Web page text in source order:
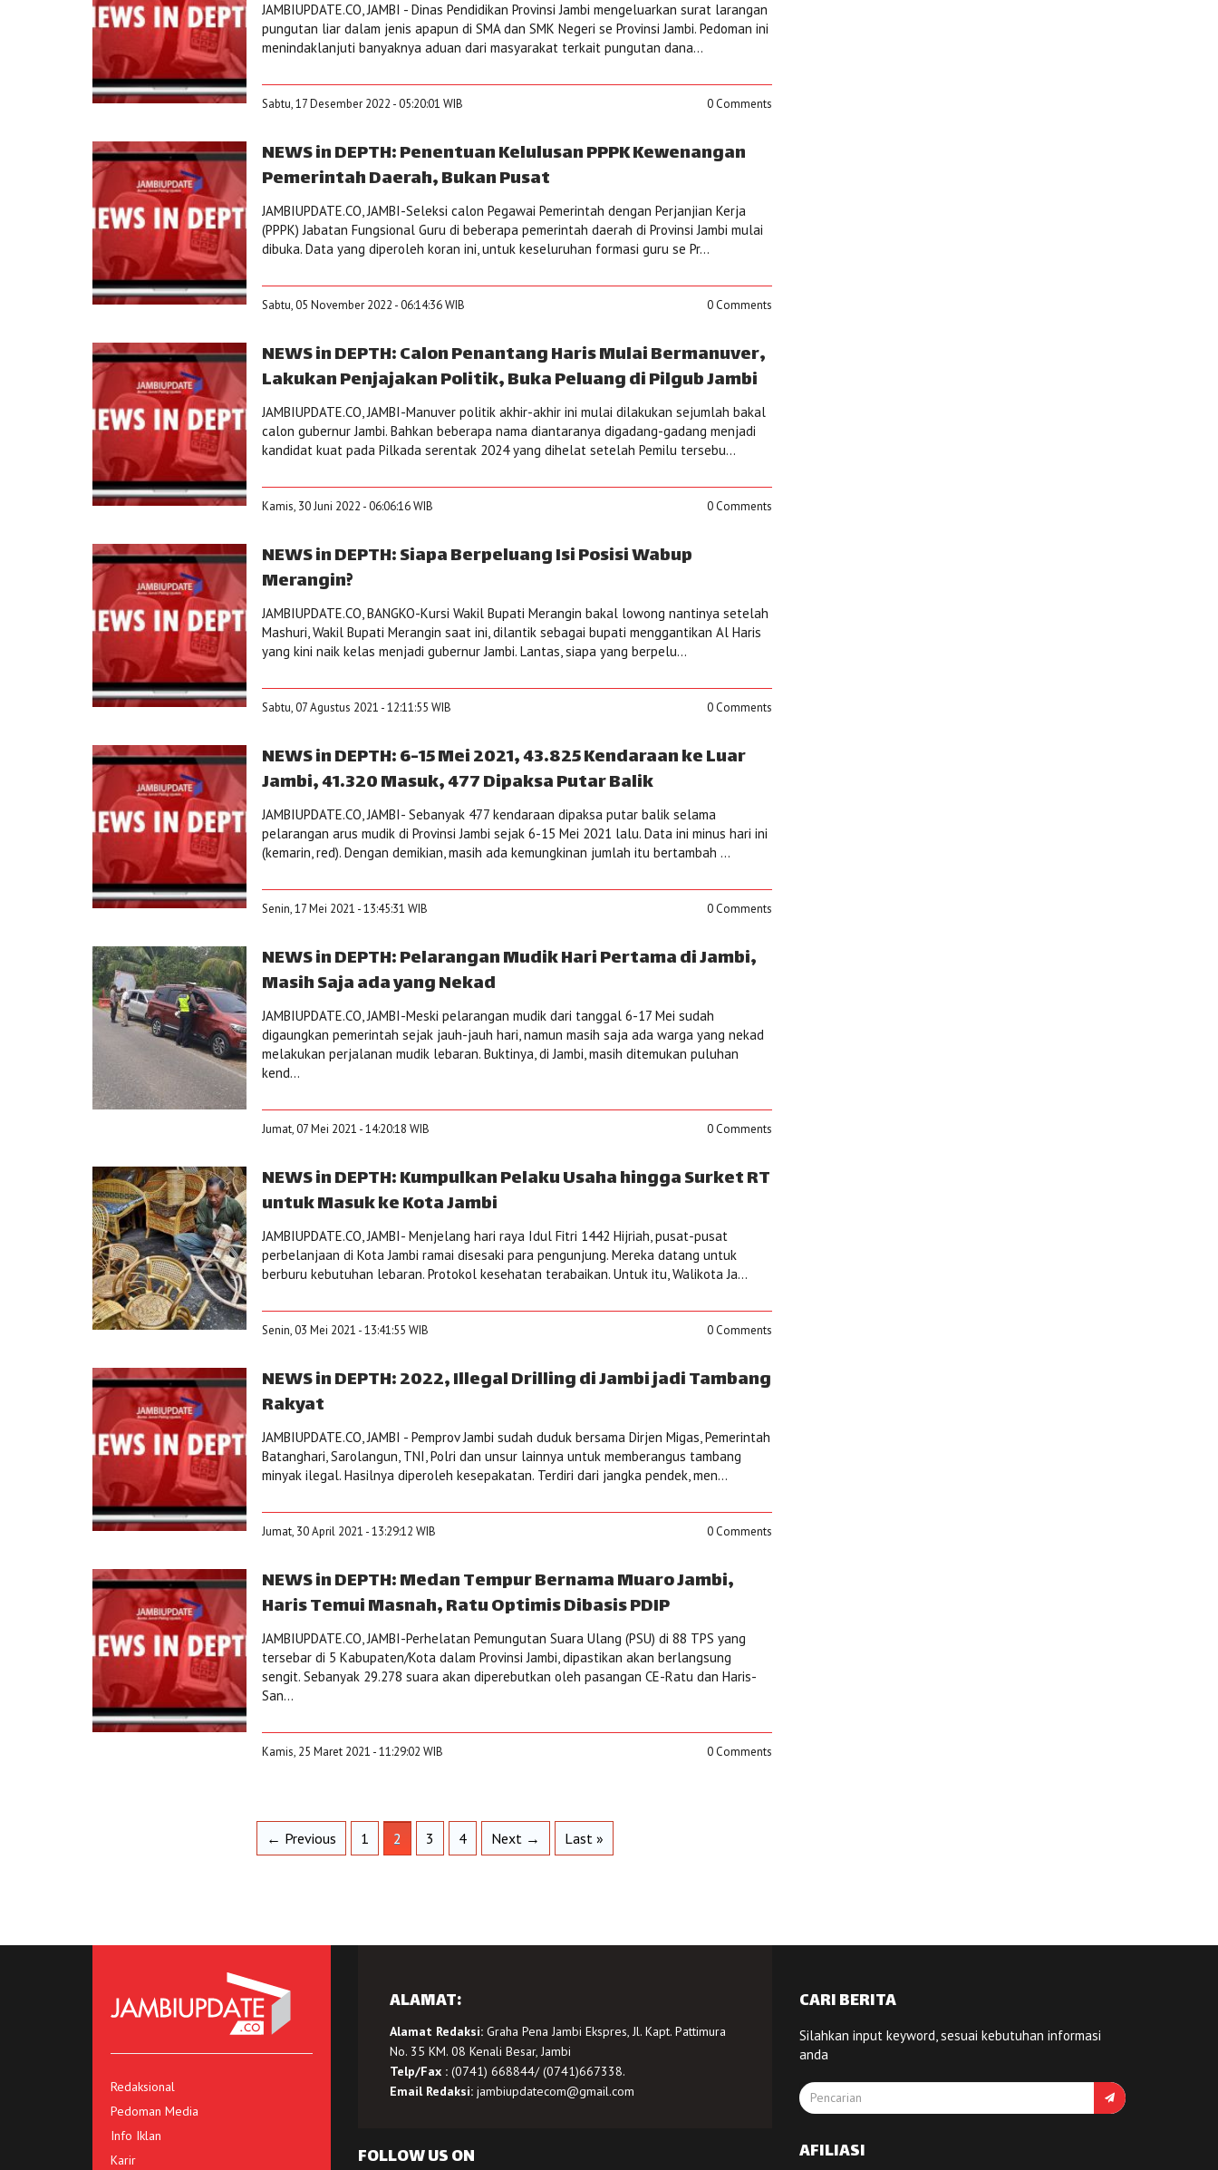
JAMBIUPDATE.CO, JAMBI - Dinas Pendidikan Provinsi Jambi mengeluarkan surat larangan
pungutan liar dalam jenis apapun di SMA dan SMK Negeri se Provinsi Jambi. Pedoman ini
menindaklanjuti banyaknya aduan dari masyarakat terkait pungutan dana...
Sabtu, 17 Desember 2022 - 05:20:01 WIB 0 Comments
NEWS in DEPTH: Penentuan Kelulusan PPPK Kewenangan
Pemerintah Daerah, Bukan Pusat
JAMBIUPDATE.CO, JAMBI-Seleksi calon Pegawai Pemerintah dengan Perjanjian Kerja
(PPPK) Jabatan Fungsional Guru di beberapa pemerintah daerah di Provinsi Jambi mulai
dibuka. Data yang diperoleh koran ini, untuk keseluruhan formasi guru se Pr...
Sabtu, 05 November 2022 - 06:14:36 WIB 0 Comments
NEWS in DEPTH: Calon Penantang Haris Mulai Bermanuver,
Lakukan Penjajakan Politik, Buka Peluang di Pilgub Jambi
JAMBIUPDATE.CO, JAMBI-Manuver politik akhir-akhir ini mulai dilakukan sejumlah bakal
calon gubernur Jambi. Bahkan beberapa nama diantaranya digadang-gadang menjadi
kandidat kuat pada Pilkada serentak 2024 yang dihelat setelah Pemilu tersebu...
Kamis, 30 Juni 2022 - 06:06:16 WIB 0 Comments
NEWS in DEPTH: Siapa Berpeluang Isi Posisi Wabup
Merangin?
JAMBIUPDATE.CO, BANGKO-Kursi Wakil Bupati Merangin bakal lowong nantinya setelah
Mashuri, Wakil Bupati Merangin saat ini, dilantik sebagai bupati menggantikan Al Haris
yang kini naik kelas menjadi gubernur Jambi. Lantas, siapa yang berpelu...
Sabtu, 07 Agustus 2021 - 12:11:55 WIB 0 Comments
NEWS in DEPTH: 6-15 Mei 2021, 43.825 Kendaraan ke Luar
Jambi, 41.320 Masuk, 477 Dipaksa Putar Balik
JAMBIUPDATE.CO, JAMBI- Sebanyak 477 kendaraan dipaksa putar balik selama
pelarangan arus mudik di Provinsi Jambi sejak 6-15 Mei 2021 lalu. Data ini minus hari ini
(kemarin, red). Dengan demikian, masih ada kemungkinan jumlah itu bertambah ...
Senin, 17 Mei 2021 - 13:45:31 WIB 0 Comments
NEWS in DEPTH: Pelarangan Mudik Hari Pertama di Jambi,
Masih Saja ada yang Nekad
JAMBIUPDATE.CO, JAMBI-Meski pelarangan mudik dari tanggal 6-17 Mei sudah
digaungkan pemerintah sejak jauh-jauh hari, namun masih saja ada warga yang nekad
melakukan perjalanan mudik lebaran. Buktinya, di Jambi, masih ditemukan puluhan
kend...
Jumat, 07 Mei 2021 - 14:20:18 WIB 0 Comments
NEWS in DEPTH: Kumpulkan Pelaku Usaha hingga Surket RT
untuk Masuk ke Kota Jambi
JAMBIUPDATE.CO, JAMBI- Menjelang hari raya Idul Fitri 1442 Hijriah, pusat-pusat
perbelanjaan di Kota Jambi ramai disesaki para pengunjung. Mereka datang untuk
berburu kebutuhan lebaran. Protokol kesehatan terabaikan. Untuk itu, Walikota Ja...
Senin, 03 Mei 2021 - 13:41:55 WIB 0 Comments
NEWS in DEPTH: 2022, Illegal Drilling di Jambi jadi Tambang
Rakyat
JAMBIUPDATE.CO, JAMBI - Pemprov Jambi sudah duduk bersama Dirjen Migas, Pemerintah
Batanghari, Sarolangun, TNI, Polri dan unsur lainnya untuk memberangus tambang
minyak ilegal. Hasilnya diperoleh kesepakatan. Terdiri dari jangka pendek, men...
Jumat, 30 April 2021 - 13:29:12 WIB 0 Comments
NEWS in DEPTH: Medan Tempur Bernama Muaro Jambi,
Haris Temui Masnah, Ratu Optimis Dibasis PDIP
JAMBIUPDATE.CO, JAMBI-Perhelatan Pemungutan Suara Ulang (PSU) di 88 TPS yang
tersebar di 5 Kabupaten/Kota dalam Provinsi Jambi, dipastikan akan berlangsung
sengit. Sebanyak 29.278 suara akan diperebutkan oleh pasangan CE-Ratu dan Haris-
San...
Kamis, 25 Maret 2021 - 11:29:02 WIB 0 Comments
← Previous 1 2 3 4 Next → Last »
Redaksional
Pedoman Media
Info Iklan
Karir
ALAMAT:
Alamat Redaksi:Graha Pena Jambi Ekspres, Jl. Kapt. Pattimura
No. 35 KM. 08 Kenali Besar, Jambi
Telp/Fax :(0741) 668844/ (0741)667338.
Email Redaksi: jambiupdatecom@gmail.com
FOLLOW US ON
CARI BERITA
Silahkan input keyword, sesuai kebutuhan informasi
anda
AFILIASI